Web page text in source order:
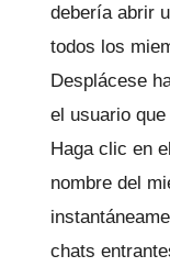
debería abrir
todos los
Desplácese
el usuario
Haga clic en
nombre del
chats